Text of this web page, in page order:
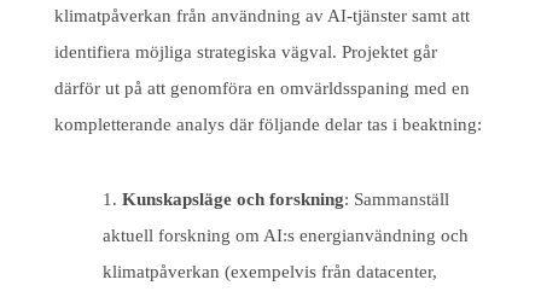
klimatpåverkan från användning av AI-tjänster samt att
identifiera möjliga strategiska vägval. Projektet går
därför ut på att genomföra en omvärldsspaning med en
kompletterande analys där följande delar tas i beaktning:
Kunskapsläge och forskning: Sammanställ
aktuell forskning om AI:s energianvändning och
klimatpåverkan (exempelvis från datacenter,